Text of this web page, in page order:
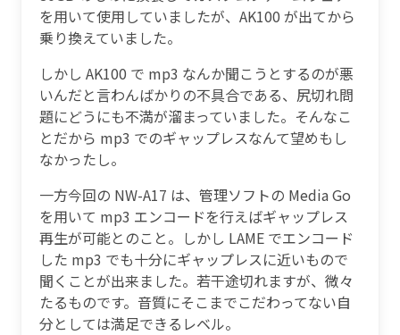
を用いて使用していましたが、AK100 が出てから
乗り換えていました。
しかし AK100 で mp3 なんか聞こうとするのが悪
いんだと言わんばかりの不具合である、尻切れ問
題にどうにも不満が溜まっていました。そんなこ
とだから mp3 でのギャップレスなんて望めもし
なかったし。
一方今回の NW-A17 は、管理ソフトの Media Go
を用いて mp3 エンコードを行えばギャップレス
再生が可能とのこと。しかし LAME でエンコード
した mp3 でも十分にギャップレスに近いもので
聞くことが出来ました。若干途切れますが、微々
たるものです。音質にそこまでこだわってない自
分としては満足できるレベル。